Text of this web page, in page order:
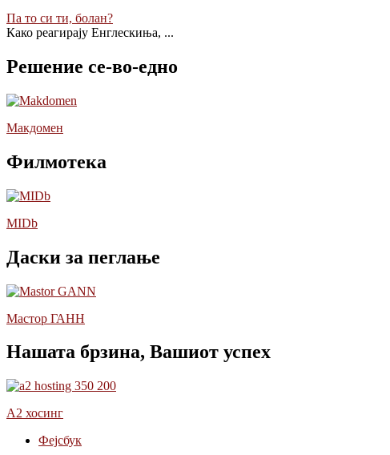
Па то си ти, болан?
Како реагирају Енглескиња, ...
Решение се-во-едно
Макдомен
Филмотека
MIDb
Даски за пеглање
Мастор ГАНН
Нашата брзина, Вашиот успех
А2 хосинг
Фејсбук